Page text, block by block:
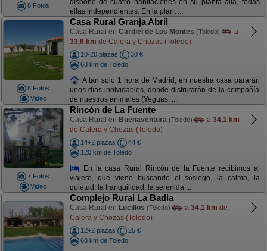
8 Fotos
dispone de cuatro habitaciones en su planta alta, todas
ellas independientes. En la plant ...
8 Fotos
Video
Casa Rural Granja Abril
Casa Rural en Cardiel de Los Montes (Toledo)
a
33,6 km de Calera y Chozas (Toledo)
10-20 plazas
30 €
68 km de Toledo
A tan solo 1 hora de Madrid, en nuestra casa pararán
unos días inolvidables, donde disfrutarán de la compañía
de nuestros animales (Yeguas, ...
7 Fotos
Video
Rincón de La Fuente
Casa Rural en Buenaventura (Toledo) a 34,1 km
de Calera y Chozas (Toledo)
14+2 plazas
44 €
120 km de Toledo
En la casa Rural Rincón de la Fuente recibimos al
viajero, que viene buscando el sosiego, la calma, la
quietud, la tranquilidad, la serenida ...
Complejo Rural La Badia
Casa Rural en Lucillos (Toledo) a 34,1 km de
Calera y Chozas (Toledo)
12+2 plazas
25 €
68 km de Toledo